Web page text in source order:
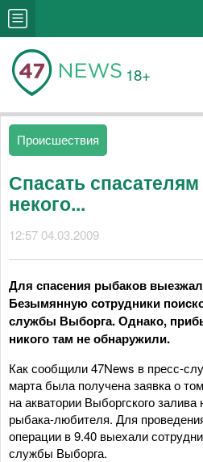
18+
Происшествия
Спасать
некого...
12:57 04.03.2009
Для спасения рыбаков
Безымянную сотрудники
службы Выборга. Однако,
никого там не обнаружили.
Как сообщили 47News в пресс-
марта была получена заявка о
на акватории Выборгского
рыбака-любителя. Для
операции в 9.40 выехали
службы Выборга.